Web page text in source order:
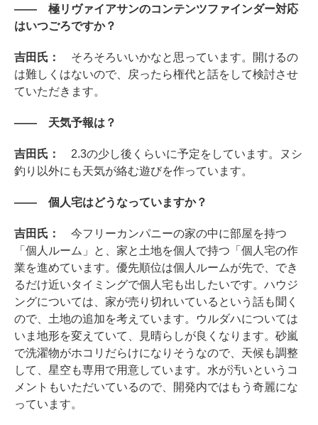
―― 極リヴァイアサンのコンテンツファインダー対応
はいつごろですか？
吉田氏： そろそろいいかなと思っています。開けるの
は難しくはないので、戻ったら権代と話をして検討させ
ていただきます。
―― 天気予報は？
吉田氏： 2.3の少し後くらいに予定をしています。ヌシ
釣り以外にも天気が絡む遊びを作っています。
―― 個人宅はどうなっていますか？
吉田氏： 今フリーカンパニーの家の中に部屋を持つ
「個人ルーム」と、家と土地を個人で持つ「個人宅の作
業を進めています。優先順位は個人ルームが先で、でき
るだけ近いタイミングで個人宅も出したいです。ハウジ
ングについては、家が売り切れいているという話も聞く
ので、土地の追加を考えています。ウルダハについては
いま地形を変えていて、見晴らしが良くなります。砂嵐
で洗濯物がホコリだらけになりそうなので、天候も調整
して、星空も専用で用意しています。水が汚いというコ
メントもいただいているので、開発内ではもう奇麗にな
っています。